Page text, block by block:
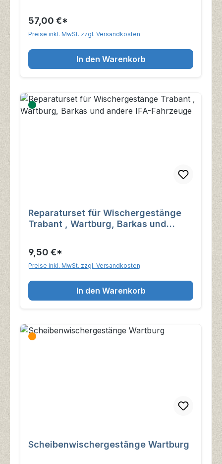
57,00 €*
Preise inkl. MwSt. zzgl. Versandkosten
In den Warenkorb
Reparaturset für Wischergestänge
Trabant , Wartburg, Barkas und
9,50 €*
Preise inkl. MwSt. zzgl. Versandkosten
In den Warenkorb
Scheibenwischergestänge Wartburg